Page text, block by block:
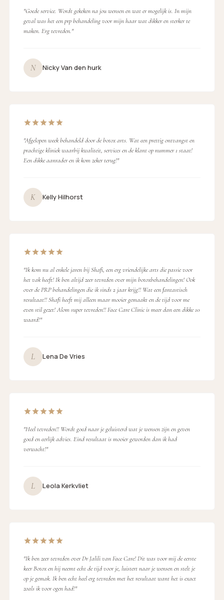
"Goede service. Wordt gekeken na jou wensen en wat er mogelijk is. In mijn
geval was het een prp behandeling voor mijn haar wat dikker en sterker te
maken. Erg tevreden."
N Nicky Van den hurk
"Afgelopen week behandeld door de botox arts. Wat een prettig ontvangst en
prachtige kliniek waarbij kwaliteit, services en de klant op nummer 1 staat!
Een dikke aanrader en ik kom zeker terug!"
K Kelly Hilhorst
"Ik kom nu al enkele jaren bij Shafi, een erg vriendelijke arts die passie voor
het vak heeft! Ik ben altijd zeer tevreden over mijn botoxbehandelingen! Ook
over de PRP behandelingen die ik sinds 2 jaar krijg!! Wat een fantastisch
resultaat!! Shafi heeft mij alleen maar mooier gemaakt en de tijd voor me
even stil gezet! Alom super tevreden!! Face Care Clinic is meer dan een dikke 10
waard!"
L Lena De Vries
"Heel tevreden!! Wordt goed naar je geluisterd wat je wensen zijn en geven
goed en eerlijk advies. Eind resultaat is mooier geworden dan ik had
verwacht!"
L Leola Kerkvliet
"Ik ben zeer tevreden over Dr Jalili van Face Care! Dit was voor mij de eerste
keer Botox en hij neemt echt de tijd voor je, luistert naar je wensen en stelt je
op je gemak. Ik ben echt heel erg tevreden met het resultaat want het is exact
zoals ik voor ogen had!"